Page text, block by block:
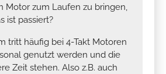
Motor zum Laufen zu bringen,
ist passiert?
tritt häufig bei 4-Takt Motoren
genutzt werden und die
Zeit stehen. Also z.B. auch